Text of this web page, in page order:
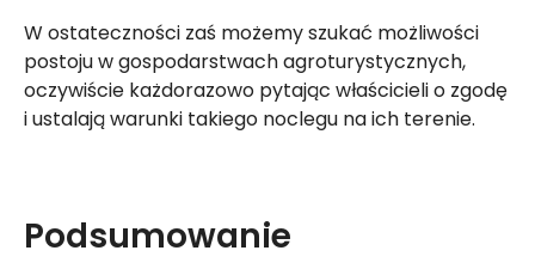
W ostateczności zaś możemy szukać możliwości
postoju w gospodarstwach agroturystycznych,
oczywiście każdorazowo pytając właścicieli o zgodę
i ustalają warunki takiego noclegu na ich terenie.
Podsumowanie